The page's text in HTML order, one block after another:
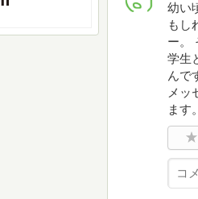
幼い
もし
ー。
学生
んで
メッ
ます。